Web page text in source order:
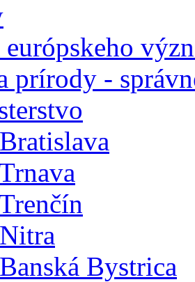
prírody -
Bystrica